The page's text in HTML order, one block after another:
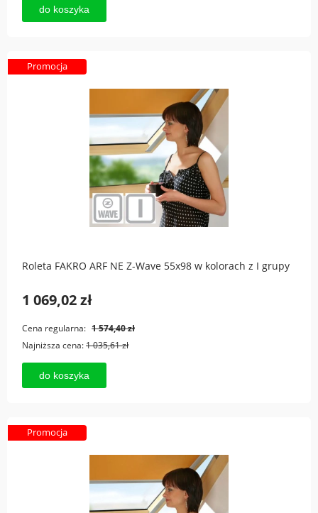
do koszyka
Roleta FAKRO ARF NE Z-Wave 55x98 w kolorach z I grupy
1 069,02 zł
Cena regularna: 1 574,40 zł
Najniższa cena:1 035,61 zł
do koszyka
Promocja
Promocja